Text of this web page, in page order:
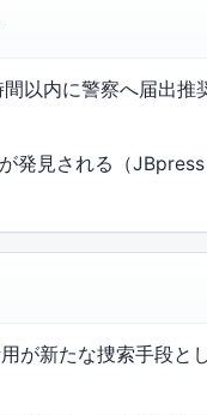
以内に警察へ届出推
発見される（
が新たな捜索手段と